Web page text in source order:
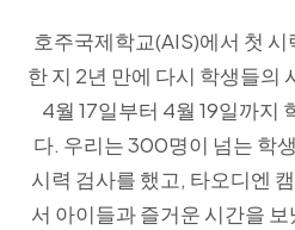
호주국제학교(AIS)에서 첫
한 지 2년 만에 다시 학생들의
4월 17일부터 4월 19일까지
다. 우리는 300명이 넘는 학
시력 검사를 했고, 타오디엔
서 아이들과 즐거운 시간을